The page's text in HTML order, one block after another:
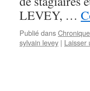
LEVEY, …
Publié dans
sylvain levey | Laisser